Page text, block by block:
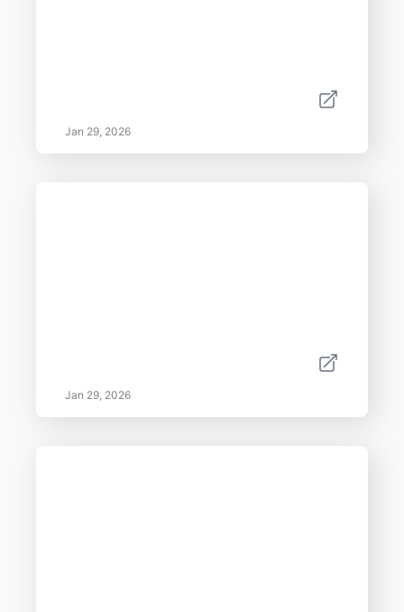
Jan 29, 2026
Jan 29, 2026